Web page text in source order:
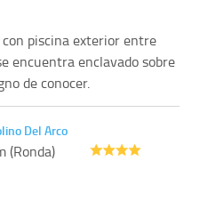
piscina exterior entre
encuentra enclavado sobre
de conocer.
Del Arco
(Ronda)